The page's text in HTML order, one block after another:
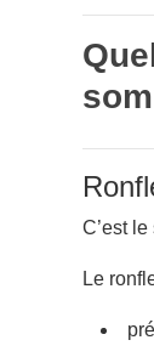
C’est
Le